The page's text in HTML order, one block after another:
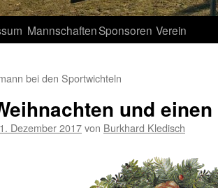
MannschaftenSponsoren Verein
bei den Sportwichteln
und
Dezember 2017von Burkhard Kledisch